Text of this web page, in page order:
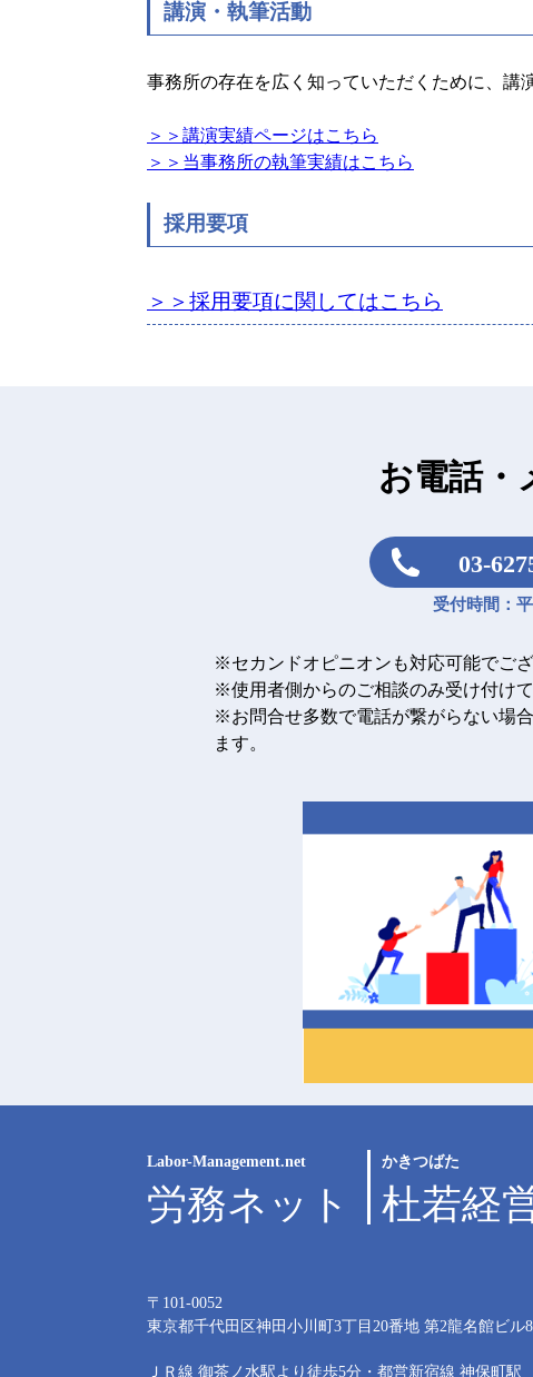
講演・執筆活動
事務所の存在を広く知っていただくために、講
＞＞講演実績ページはこちら
＞＞当事務所の執筆実績はこちら
採用要項
＞＞採用要項に関してはこちら
お電話・
03-
受付時間：
※セカンドオピニオンも対応可能でござ
※使用者側からのご相談のみ受け付け
※お問合せ多数で電話が繋がらない場
ます。
Labor-Management.net
労務ネット
かきつばた
杜若経
〒101-0052
東京都千代田区神田小川町3丁目20番地 第2龍名館ビル
ＪＲ線 御茶ノ水駅より徒歩5分・都営新宿線 神保町駅